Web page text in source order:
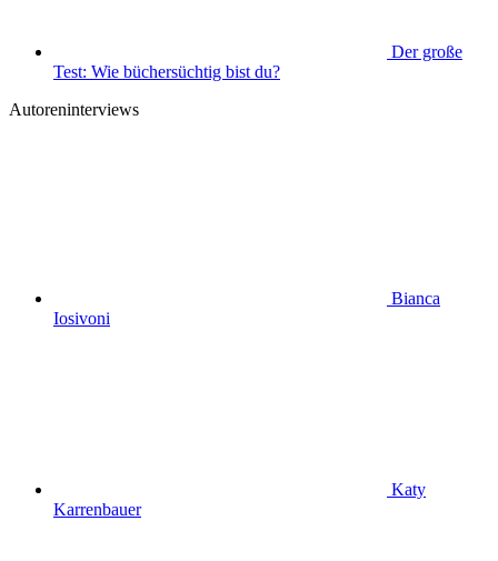
Der große
Test: Wie büchersüchtig bist du?
Autoreninterviews
Bianca
Iosivoni
Katy
Karrenbauer